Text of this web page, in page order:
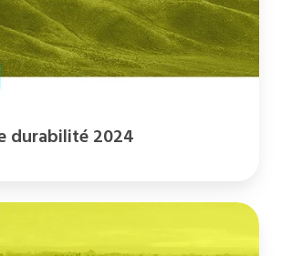
durabilité 2024